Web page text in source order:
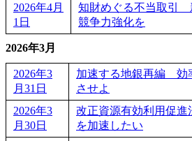
2026年4月
1日
知財めぐる不当取引
競争力強化を
2026年3月
2026年3
月31日
加速する地銀再編 効
させよ
2026年3
月30日
改正資源有効利用促
を加速したい